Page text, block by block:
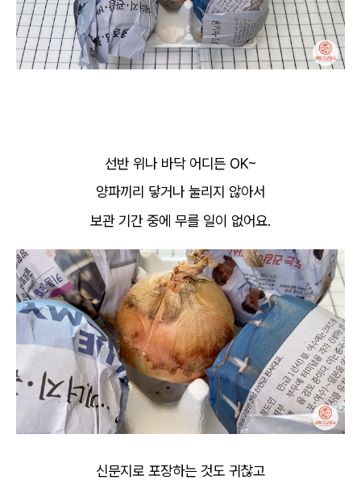
선반 위나 바닥 어디든 OK~
양파끼리 닿거나 눌리지 않아서
보관 기간 중에 무를 일이 없어요.
신문지로 포장하는 것도 귀찮고